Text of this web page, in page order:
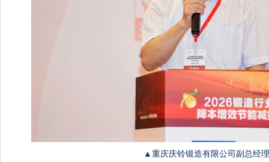
▲重庆庆铃锻造有限公司副总经